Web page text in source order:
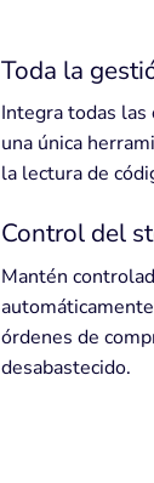
Toda la
Integra todas las
una única
la lectura de
Control del
Mantén
órdenes de
desabastecido.